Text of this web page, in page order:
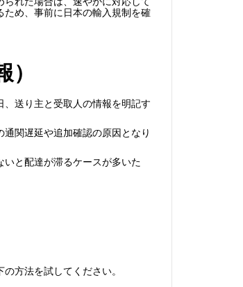
め、事前に日本の輸入規制を確
送り主と受取人の情報を明記す
関遅延や追加確認の原因となり
と配達が滞るケースが多いた
方法を試してください。